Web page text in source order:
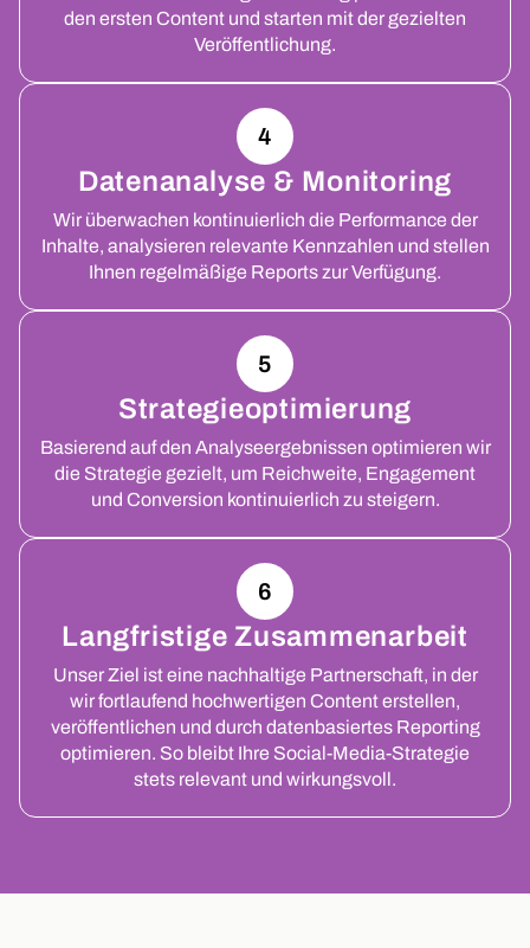
den ersten Content und starten mit der gezielten
Veröffentlichung.
Datenanalyse & Monitoring
Wir überwachen kontinuierlich die Performance der
Inhalte, analysieren relevante Kennzahlen und stellen
Ihnen regelmäßige Reports zur Verfügung.
4
5
Strategieoptimierung
Basierend auf den Analyseergebnissen optimieren wir
die Strategie gezielt, um Reichweite, Engagement
und Conversion kontinuierlich zu steigern.
Langfristige Zusammenarbeit
Unser Ziel ist eine nachhaltige Partnerschaft, in der
wir fortlaufend hochwertigen Content erstellen,
veröffentlichen und durch datenbasiertes Reporting
optimieren. So bleibt Ihre Social-Media-Strategie
stets relevant und wirkungsvoll.
6